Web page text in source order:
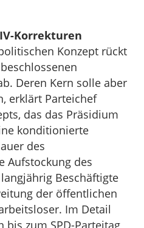
Korrekturen
Konzept rückt
Deren Kern solle aber
erklärt Parteichef
das das Präsidium
konditionierte
des
Aufstockung des
Beschäftigte
der öffentlichen
Im Detail
zum SPD-Parteitag